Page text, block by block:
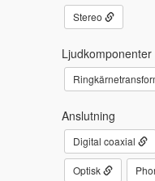
Stereo
Ljudkomponenter
Anslutning
Digital coaxial
Optisk